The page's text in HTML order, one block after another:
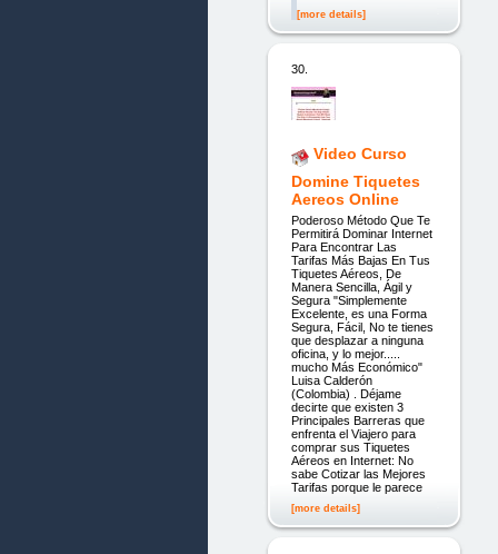
[more details]
30.
Video Curso
Domine Tiquetes
Aereos Online
Poderoso Método Que Te
Permitirá Dominar Internet
Para Encontrar Las
Tarifas Más Bajas En Tus
Tiquetes Aéreos, De
Manera Sencilla, Ágil y
Segura "Simplemente
Excelente, es una Forma
Segura, Fácil, No te tienes
que desplazar a ninguna
oficina, y lo mejor.....
mucho Más Económico"
Luisa Calderón
(Colombia) . Déjame
decirte que existen 3
Principales Barreras que
enfrenta el Viajero para
comprar sus Tiquetes
Aéreos en Internet: No
sabe Cotizar las Mejores
Tarifas porque le parece
[more details]